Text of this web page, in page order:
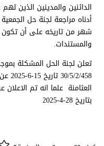
الدائنين والمدينين الذين
أدناه مراجعة لجنة حل
شهر من تاريخه على أن تكون
والمستندات.
تعلن لجنة الحل المشكلة
30/
العثامنة علما انه تم
بتاريخ 28-4-2025